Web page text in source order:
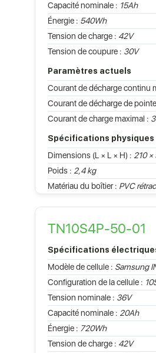
Capacité nominale : 15Ah
Énergie : 540Wh
Tension de charge : 42V
Tension de coupure : 30V
Paramètres actuels
Courant de décharge continu
Courant de décharge de
Courant de charge maximal :
Spécifications physiques
Dimensions (L × L × H) : 210 ×
Poids : 2,4 kg
Matériau du boîtier : PVC
TN10S4P-50-01
Spécifications
Modèle de cellule : Samsung
Configuration de la cellule :
Tension nominale : 36V
Capacité nominale : 20Ah
Énergie : 720Wh
Tension de charge : 42V